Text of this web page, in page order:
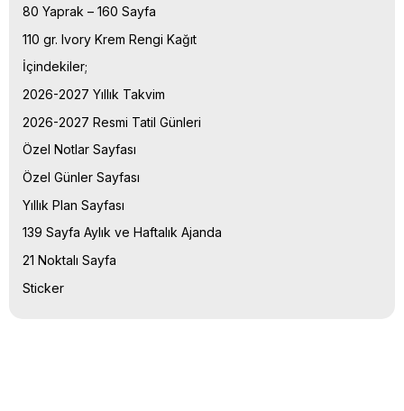
80 Yaprak – 160 Sayfa
110 gr. Ivory Krem Rengi Kağıt
İçindekiler;
2026-2027 Yıllık Takvim
2026-2027 Resmi Tatil Günleri
Özel Notlar Sayfası
Özel Günler Sayfası
Yıllık Plan Sayfası
139 Sayfa Aylık ve Haftalık Ajanda
21 Noktalı Sayfa
Sticker